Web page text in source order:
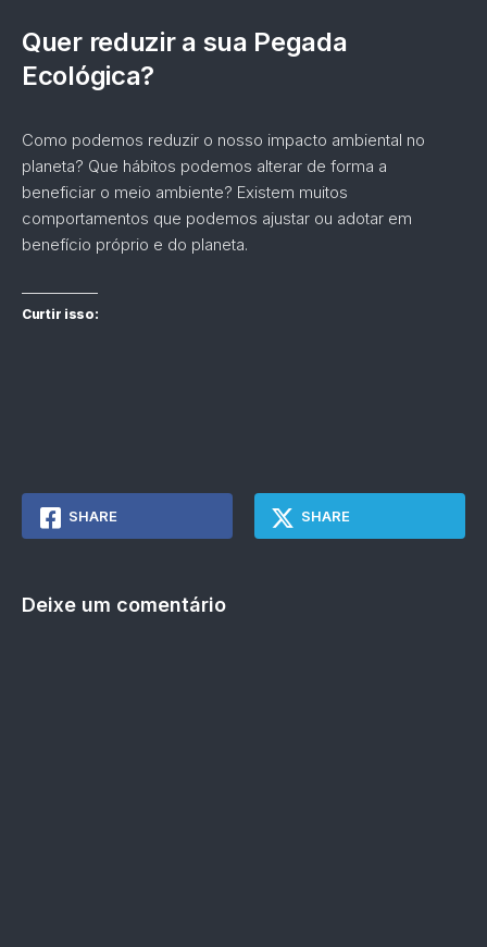
Quer reduzir a sua Pegada
Ecológica?
Como podemos reduzir o nosso impacto ambiental no
planeta? Que hábitos podemos alterar de forma a
beneficiar o meio ambiente? Existem muitos
comportamentos que podemos ajustar ou adotar em
benefício próprio e do planeta.
Curtir isso:
SHARE SHARE
Deixe um comentário